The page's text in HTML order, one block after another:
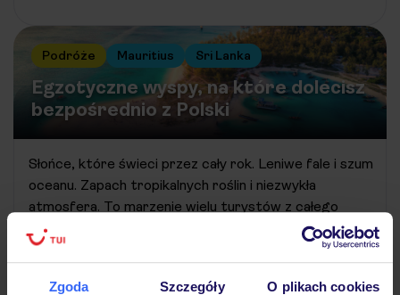
Zgoda Szczegóły O plikach cookies
Podróże Mauritius Sri Lanka
Egzotyczne wyspy, na które dolecisz
bezpośrednio z Polski
Słońce, które świeci przez cały rok. Leniwe fale i szum
oceanu. Zapach tropikalnych roślin i niezwykła
atmosfera. To marzenie wielu turystów z całego
świata.…
20/11/2025